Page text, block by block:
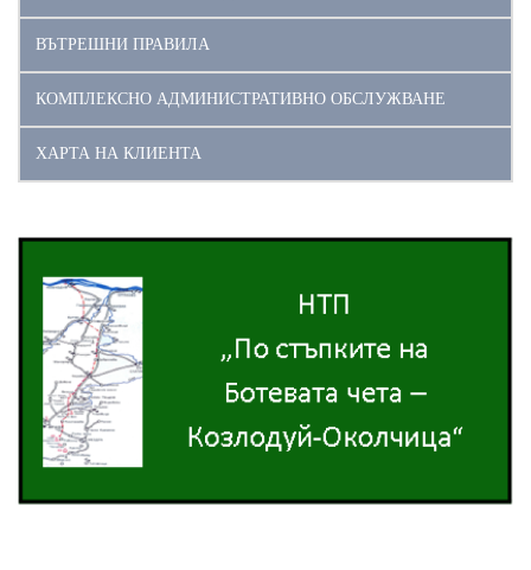
ВЪТРЕШНИ ПРАВИЛА
КОМПЛЕКСНО АДМИНИСТРАТИВНО ОБСЛУЖВАНЕ
ХАРТА НА КЛИЕНТА